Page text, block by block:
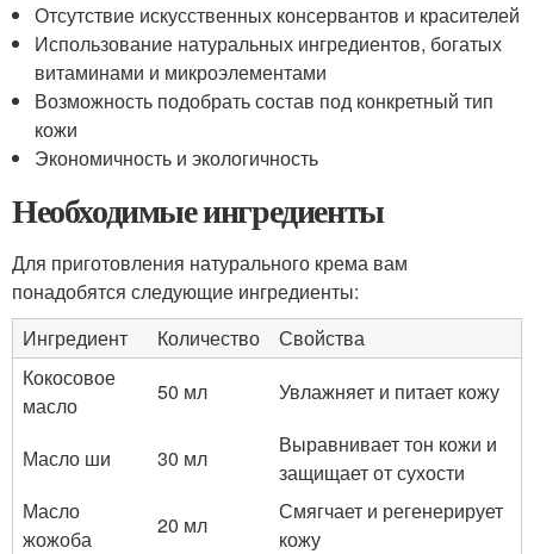
Отсутствие искусственных консервантов и красителей
Использование натуральных ингредиентов, богатых
витаминами и микроэлементами
Возможность подобрать состав под конкретный тип
кожи
Экономичность и экологичность
Необходимые ингредиенты
Для приготовления натурального крема вам
понадобятся следующие ингредиенты:
Ингредиент
Количество
Свойства
Кокосовое
масло
50 мл Увлажняет и питает кожу
Масло ши 30 мл
Выравнивает тон кожи и
защищает от сухости
Масло
жожоба
20 мл
Смягчает и регенерирует
кожу